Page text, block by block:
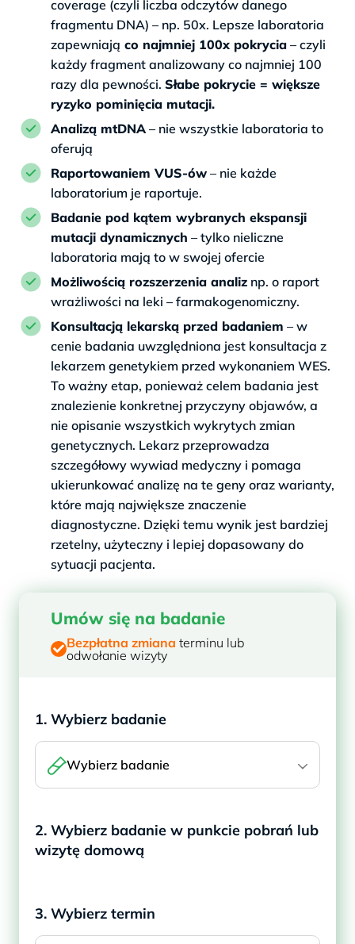
coverage (czyli liczba odczytów danego
fragmentu DNA) – np. 50x. Lepsze laboratoria
zapewniają co najmniej 100x pokrycia – czyli
każdy fragment analizowany co najmniej 100
razy dla pewności. Słabe pokrycie = większe
ryzyko pominięcia mutacji.
Analizą mtDNA – nie wszystkie laboratoria to
oferują
Raportowaniem VUS-ów – nie każde
laboratorium je raportuje.
Badanie pod kątem wybranych ekspansji
mutacji dynamicznych – tylko nieliczne
laboratoria mają to w swojej ofercie
Możliwością rozszerzenia analiz np. o raport
wrażliwości na leki – farmakogenomiczny.
Konsultacją lekarską przed badaniem – w
cenie badania uwzględniona jest konsultacja z
lekarzem genetykiem przed wykonaniem WES.
To ważny etap, ponieważ celem badania jest
znalezienie konkretnej przyczyny objawów, a
nie opisanie wszystkich wykrytych zmian
genetycznych. Lekarz przeprowadza
szczegółowy wywiad medyczny i pomaga
ukierunkować analizę na te geny oraz warianty,
które mają największe znaczenie
diagnostyczne. Dzięki temu wynik jest bardziej
rzetelny, użyteczny i lepiej dopasowany do
sytuacji pacjenta.
Umów się na badanie
Bezpłatna zmiana terminu lub
odwołanie wizyty
1. Wybierz badanie
Wybierz badanie
2. Wybierz badanie w punkcie pobrań lub
wizytę domową
3. Wybierz termin